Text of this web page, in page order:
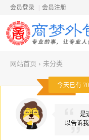
会员登录 会员注册
网站首页 › 未分类
今天已有 70
是
以告诉